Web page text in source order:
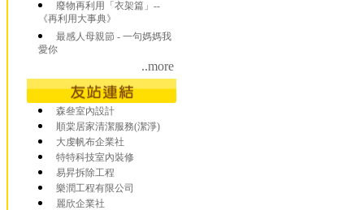
廢物再利用「衣架篇」--
《再利用大事典》
最感人母親節 - 一句媽媽我
愛你
..more
森叄室內設計
順棠居家清潔服務(潔淨)
大虔帆布企業社
特特科技室內裝修
易昇拆除工程
樂潤工程有限公司
麗欣企業社